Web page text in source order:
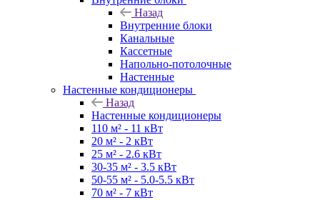
Назад
Внутренние блоки
Канальные
Кассетные
Напольно-потолочные
Настенные
Настенные кондиционеры
Назад
Настенные кондиционеры
110 м² - 11 кВт
20 м² - 2 кВт
25 м² - 2.6 кВт
30-35 м² - 3.5 кВт
50-55 м² - 5.0-5.5 кВт
70 м² - 7 кВт